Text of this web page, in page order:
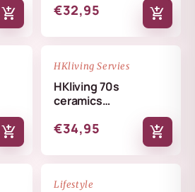
add_shopping_cart €32,95 add_shopping_cart
add_shopping_cart
NIEUW
HKliving Servies
HKliving 70s
ceramics
skyline
€34,95 add_shopping_cart
NIEUW
Lifestyle